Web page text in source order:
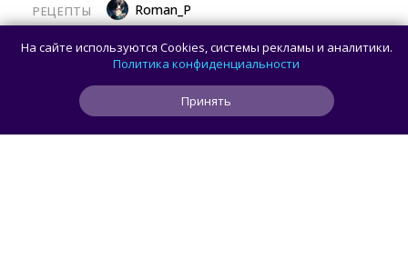
РЕЦЕПТЫ Roman_P
Готовим баклажаны с помидорами
и сыром в духовке
На сайте используются Cookies, системы рекламы и аналитики.
Политика конфиденциальности
Принять